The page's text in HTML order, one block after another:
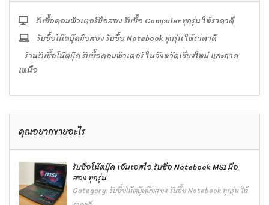
รับซื้อคอมพิวเตอร์มือสอง รับซื้อ Computer ทุกรุ่น ให้ราคาดี
รับซื้อโน๊ตบุ๊คมือสอง รับซื้อ Notebook ทุกรุ่น ให้ราคาดี
ร้านรับซื้อโน๊ตบุ๊ค รับซื้อคอมพิวเตอร์ ในจังหวัดเชียงใหม่ และภาค
เหนือ
คุณอยากขายอะไร
รับซื้อโน๊ตบุ๊ค เอ็มเอสไอ รับซื้อ Notebook MSI มือ
สอง ทุกรุ่น
Category:รับซื้อโน๊ตบุ๊คมือสอง รับซื้อ Notebook ทุกรุ่น ให้